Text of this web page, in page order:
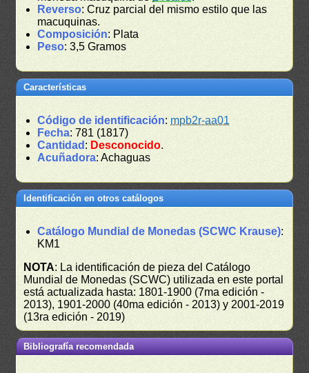
Reverso: Cruz parcial del mismo estilo que las
macuquinas.
Composición: Plata
Peso: 3,5 Gramos
Características
Código de identificación: mpb2r-aa01
Fecha: 781 (1817)
Cantidad : Desconocido.
Acuñadora: Achaguas
Identificación en otros catálogos
Catálogo Mundial de Monedas (SCWC Krause):
KM1
NOTA: La identificación de pieza del Catálogo
Mundial de Monedas (SCWC) utilizada en este portal
está actualizada hasta: 1801-1900 (7ma edición -
2013), 1901-2000 (40ma edición - 2013) y 2001-2019
(13ra edición - 2019)
Bibliografía recomendada